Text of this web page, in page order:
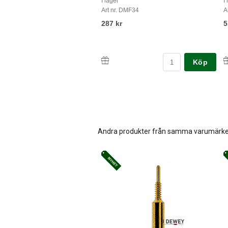
Art nr. DMF34
287 kr
Köp
Andra produkter från samma